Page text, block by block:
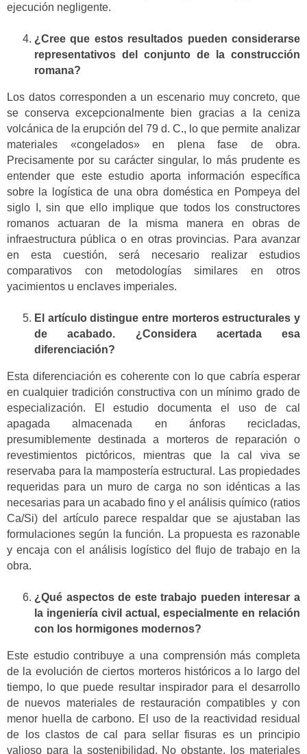
ejecución negligente.
¿Cree que estos resultados pueden considerarse
representativos del conjunto de la construcción
romana?
Los datos corresponden a un escenario muy concreto, que
se conserva excepcionalmente bien gracias a la ceniza
volcánica de la erupción del 79 d. C., lo que permite analizar
materiales «congelados» en plena fase de obra.
Precisamente por su carácter singular, lo más prudente es
entender que este estudio aporta información específica
sobre la logística de una obra doméstica en Pompeya del
siglo I, sin que ello implique que todos los constructores
romanos actuaran de la misma manera en obras de
infraestructura pública o en otras provincias. Para avanzar
en esta cuestión, será necesario realizar estudios
comparativos con metodologías similares en otros
yacimientos u enclaves imperiales.
El artículo distingue entre morteros estructurales y
de acabado. ¿Considera acertada esa
diferenciación?
Esta diferenciación es coherente con lo que cabría esperar
en cualquier tradición constructiva con un mínimo grado de
especialización. El estudio documenta el uso de cal
apagada almacenada en ánforas recicladas,
presumiblemente destinada a morteros de reparación o
revestimientos pictóricos, mientras que la cal viva se
reservaba para la mampostería estructural. Las propiedades
requeridas para un muro de carga no son idénticas a las
necesarias para un acabado fino y el análisis químico (ratios
Ca/Si) del artículo parece respaldar que se ajustaban las
formulaciones según la función. La propuesta es razonable
y encaja con el análisis logístico del flujo de trabajo en la
obra.
¿Qué aspectos de este trabajo pueden interesar a
la ingeniería civil actual, especialmente en relación
con los hormigones modernos?
Este estudio contribuye a una comprensión más completa
de la evolución de ciertos morteros históricos a lo largo del
tiempo, lo que puede resultar inspirador para el desarrollo
de nuevos materiales de restauración compatibles y con
menor huella de carbono. El uso de la reactividad residual
de los clastos de cal para sellar fisuras es un principio
valioso para la sostenibilidad. No obstante, los materiales